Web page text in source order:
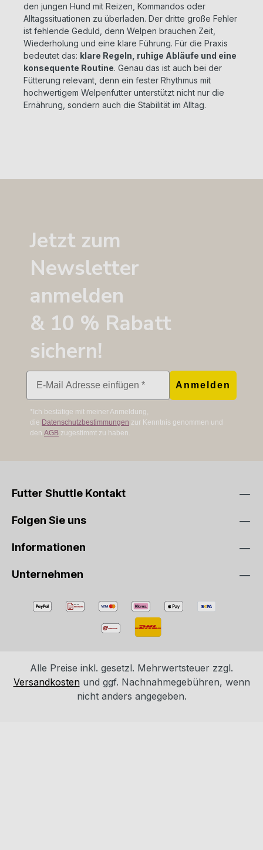
den jungen Hund mit Reizen, Kommandos oder
Alltagssituationen zu überladen. Der dritte große Fehler
ist fehlende Geduld, denn Welpen brauchen Zeit,
Wiederholung und eine klare Führung. Für die Praxis
bedeutet das: klare Regeln, ruhige Abläufe und eine
konsequente Routine. Genau das ist auch bei der
Fütterung relevant, denn ein fester Rhythmus mit
hochwertigem Welpenfutter unterstützt nicht nur die
Ernährung, sondern auch die Stabilität im Alltag.
Jetzt zum
Newsletter
anmelden
& 10 % Rabatt
sichern!
Email
Anmelden
*Ich bestätige mit meiner Anmeldung,
die Datenschutzbestimmungen zur Kenntnis genommen und
den AGB zugestimmt zu haben.
Futter Shuttle Kontakt
Folgen Sie uns
Informationen
Unternehmen
Alle Preise inkl. gesetzl. Mehrwertsteuer zzgl.
Versandkostenund ggf. Nachnahmegebühren, wenn
nicht anders angegeben.